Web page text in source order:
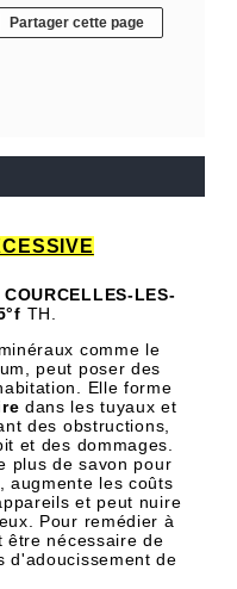
Partager cette page
COURCELLES-LES-
TH.
comme le
peut poser des
Elle forme
dans les tuyaux et
des obstructions,
et des dommages.
plus de savon pour
augmente les coûts
et peut nuire
Pour remédier à
être nécessaire de
d'adoucissement de